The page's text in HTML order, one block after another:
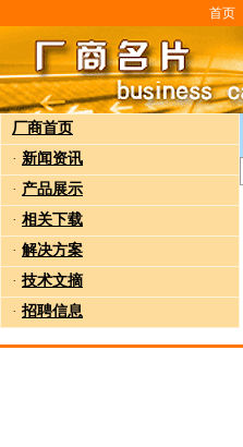
首页
厂商首页
· 新闻资讯
· 产品展示
· 相关下载
· 解决方案
· 技术文摘
· 招聘信息